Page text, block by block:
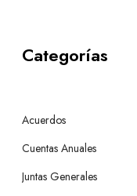
Categorías
Acuerdos
Cuentas Anuales
Juntas Generales